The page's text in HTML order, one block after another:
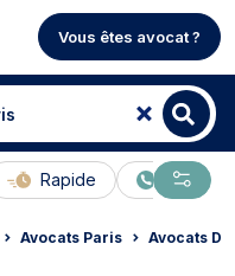
Vous êtes avocat ?
Rapide En ligne
Avocats Paris Avocats